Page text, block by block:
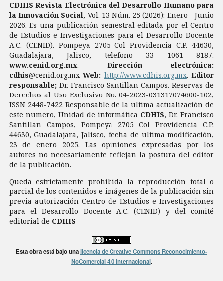
CDHIS Revista Electrónica del Desarrollo Humano para
la Innovación Social, Vol. 13 Núm. 25 (2026): Enero - Junio
2026. Es una publicación semestral editada por el Centro
de Estudios e Investigaciones para el Desarrollo Docente
A.C. (CENID). Pompeya 2705 Col Providencia C.P. 44630,
Guadalajara, Jalisco, telefono 33 1061 8187.
www.cenid.org.mx. Dirección electrónica:
cdhis@cenid.org.mxWeb: http://www.cdhis.org.mx. Editor
responsable;Dr. Francisco Santillan Campos. Reservas de
Derechos al Uso Exclusivo No: 04-2023-031317074600-102,
ISSN 2448-7422 Responsable de la ultima actualización de
este numero, Unidad de informática CDHIS, Dr. Francisco
Santillan Campos, Pompeya 2705 Col Providencia C.P.
44630, Guadalajara, Jalisco, fecha de ultima modificación,
23 de enero 2025. Las opiniones expresadas por los
autores no necesariamente reflejan la postura del editor
de la publicación.
Queda estrictamente prohibida la reproducción total o
parcial de los contenidos e imágenes de la publicación sin
previa autorización Centro de Estudios e Investigaciones
para el Desarrollo Docente A.C. (CENID) y del comité
editorial de CDHIS
Esta obra está bajo unalicencia de Creative Commons Reconocimiento-
NoComercial 4.0 Internacional.